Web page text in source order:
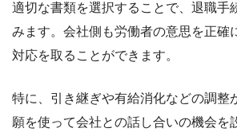
適切な書類を選択することで、退職手
みます。会社側も労働者の意思を正確
対応を取ることができます。
特に、引き継ぎや有給消化などの調整
願を使って会社との話し合いの機会を